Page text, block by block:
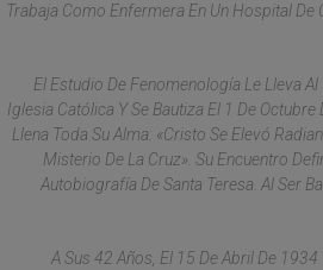
Trabaja Como Enfermera En Un Hospital De
El Estudio De Fenomenología Le Lleva
Iglesia Católica Y Se Bautiza El 1 De
Llena Toda Su Alma: «Cristo Se Elevó
Misterio De La Cruz». Su Encuentro
Autobiografía De Santa Teresa. Al Ser
A Sus 42 Años, El 15 De Abril De